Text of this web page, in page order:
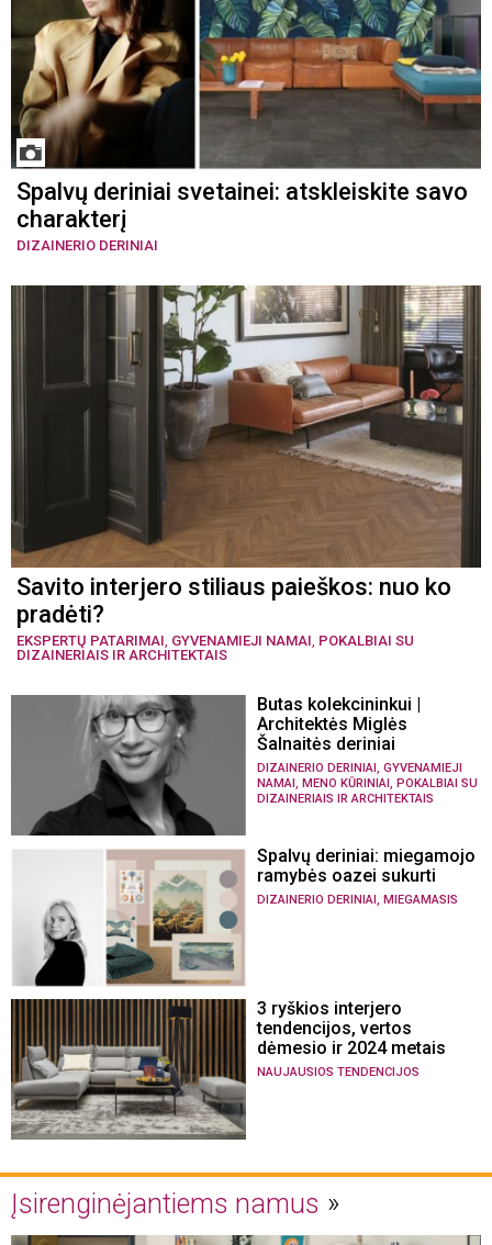
Spalvų deriniai svetainei: atskleiskite savo
charakterį
DIZAINERIO DERINIAI
Savito interjero stiliaus paieškos: nuo ko
pradėti?
EKSPERTŲ PATARIMAI GYVENAMIEJI NAMAI POKALBIAI SU
DIZAINERIAIS IR ARCHITEKTAIS
Butas kolekcininkui |
Architektės Miglės
Šalnaitės deriniai
DIZAINERIO DERINIAI GYVENAMIEJI
NAMAI MENO KŪRINIAI POKALBIAI SU
DIZAINERIAIS IR ARCHITEKTAIS
Spalvų deriniai: miegamojo
ramybės oazei sukurti
DIZAINERIO DERINIAI , MIEGAMASIS
3 ryškios interjero
tendencijos, vertos
dėmesio ir 2024 metais
NAUJAUSIOS TENDENCIJOS
Įsirenginėjantiems namus